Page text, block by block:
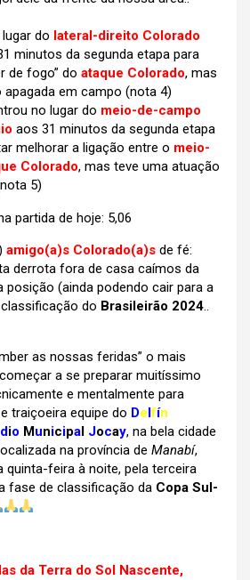
do lateral-direito Colorado
minutos da segunda etapa para
de fogo” do ataque Colorado, mas
em campo (nota 4)
no lugar do meio-de-campo
aos 31 minutos da segunda etapa
melhorar a ligação entre o meio-
Colorado, mas teve uma atuação
5)
partida de hoje: 5,06
amigo(a)s Colorado(a)s de fé:
derrota fora de casa caímos da
posição (ainda podendo cair para a
do Brasileirão 2024..
as nossas feridas” o mais
a se preparar muitíssimo
e mentalmente para
traiçoeira equipe do Delfín
dio Municipal Jocay, na bela cidade
na província de Manabí,
quinta-feira à noite, pela terceira
fase de classificação da Copa Sul-
da Terra do Sol Nascente,